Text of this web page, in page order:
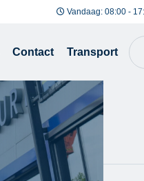
Vandaag: 08:00 -
Contact Transport